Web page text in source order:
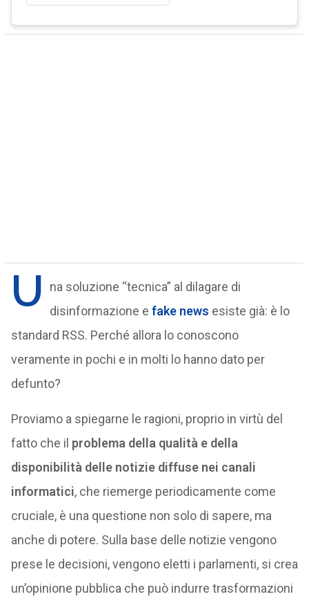
U
na soluzione “tecnica” al dilagare di
disinformazione e fake news esiste già: è lo
standard RSS. Perché allora lo conoscono
veramente in pochi e in molti lo hanno dato per
defunto?
Proviamo a spiegarne le ragioni, proprio in virtù del
fatto che il problema della qualità e della
disponibilità delle notizie diffuse nei canali
informatici, che riemerge periodicamente come
cruciale, è una questione non solo di sapere, ma
anche di potere. Sulla base delle notizie vengono
prese le decisioni, vengono eletti i parlamenti, si crea
un’opinione pubblica che può indurre trasformazioni